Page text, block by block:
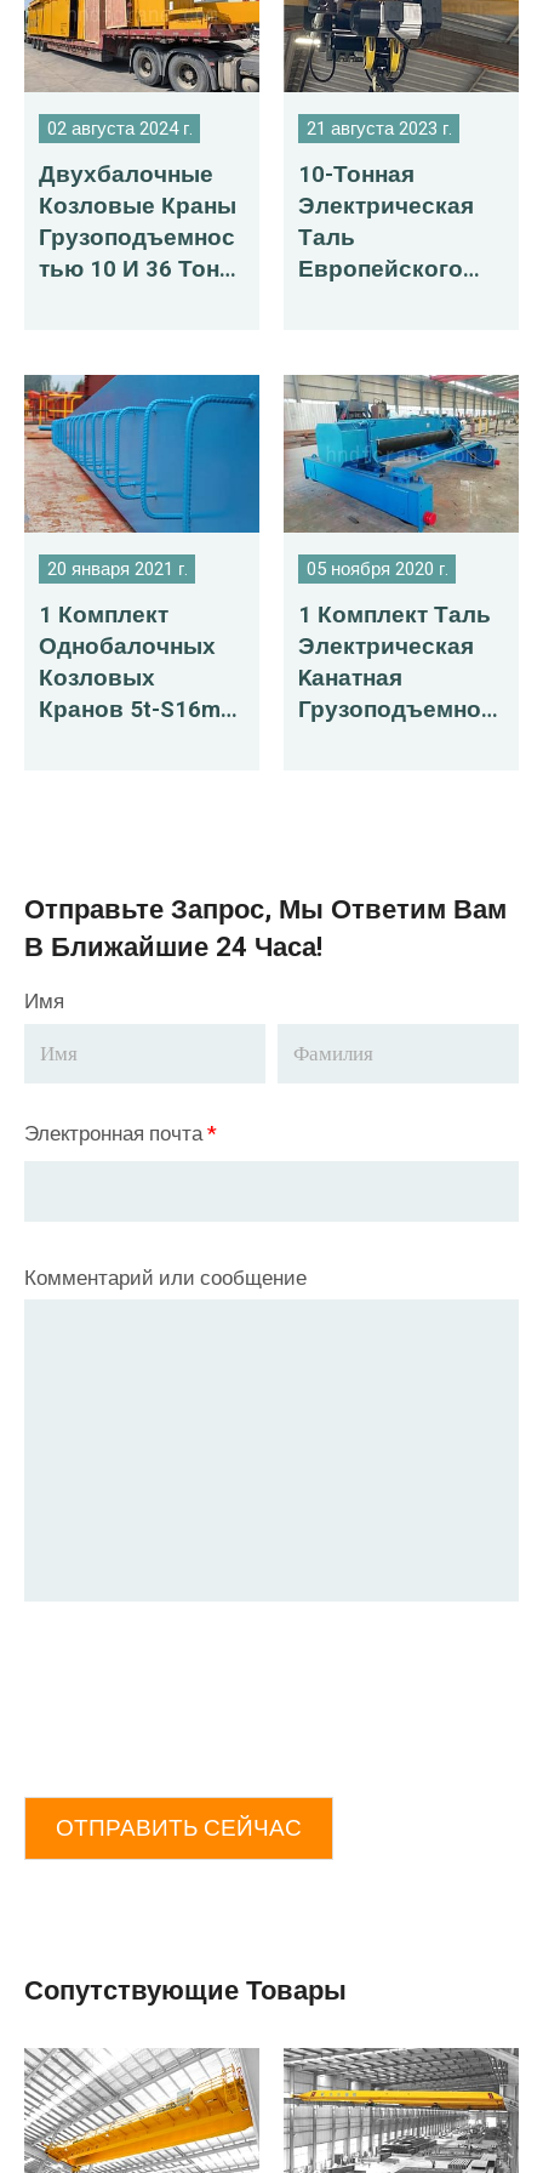
02 августа 2024 г.
Двухбалочные
Козловые Краны
Грузоподъемнос
Тью 10 И 36 Тонн
21 августа 2023 г.
10-Тонная
Электрическая
Таль
Европейского
20 января 2021 г.
1 Комплект
Однобалочных
Козловых
Кранов 5t-S16m-
05 ноября 2020 г.
1 Комплект Таль
Электрическая
Kанатная
Грузоподъемнос
Отправьте Запрос, Мы Ответим Вам
В Ближайшие 24 Часа!
Имя
Электронная почта*
Комментарий или сообщение
ОТПРАВИТЬ СЕЙЧАС
Сопутствующие Товары